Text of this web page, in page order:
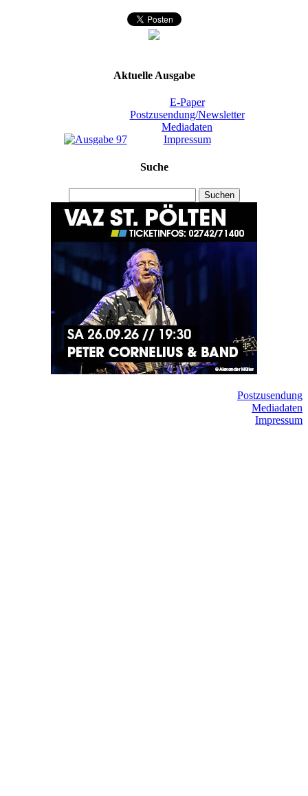
Aktuelle Ausgabe
E-Paper
Postzusendung/Newsletter
Mediadaten
Impressum
Suche
Suchen
Postzusendung
Mediadaten
Impressum